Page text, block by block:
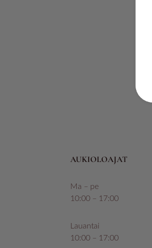
AUKIOLOAJAT
Ma – pe
10:00 – 17:00
Lauantai
10:00 – 17:00